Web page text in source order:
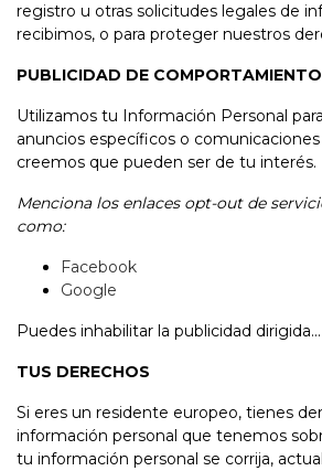
registro u otras solicitudes legales de
recibimos, o para proteger nuestros
PUBLICIDAD DE COMPORTAMIENTO
Utilizamos tu Información Personal
anuncios específicos o
creemos que pueden ser de tu interés.
Menciona los enlaces opt-out de
como:
Facebook
Google
Puedes inhabilitar la publicidad dirigida...
TUS DERECHOS
Si eres un residente europeo, tienes
información personal que tenemos
tu información personal se corrija,